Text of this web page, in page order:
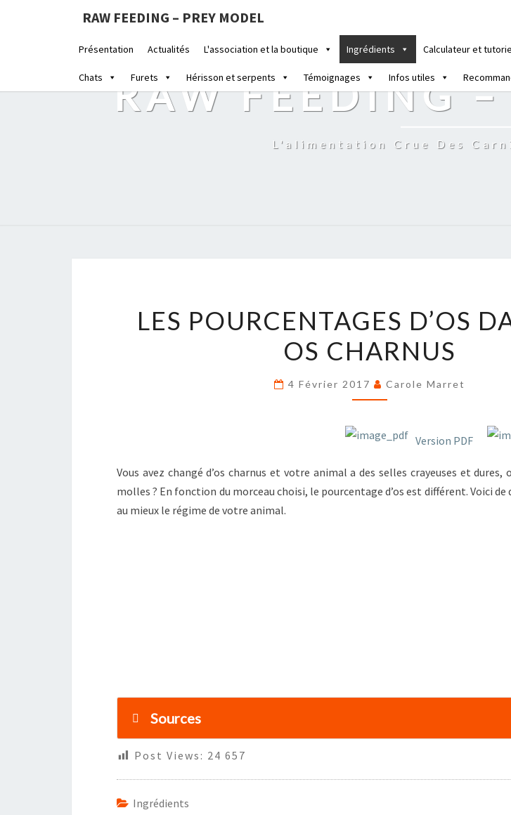
RAW FEEDING – PREY MODEL
Présentation Actualités L'association et la boutique Ingrédients Calculateur et
Chats Furets Hérisson et serpents Témoignages Infos utiles
RAW FEEDING
L'alimentation Crue Des
POURCENTAGES
DANS
LES POURCENTAGES D’OS
OS CHARNUS
4 Février 2017 Carole Marret
Version PDF
Vous avez changé d’os charnus et votre animal a des selles crayeuses et dures,
molles ? En fonction du morceau choisi, le pourcentage d’os est différent. Voici de
au mieux le régime de votre animal.
Sources
Post Views: 24 657
Ingrédients